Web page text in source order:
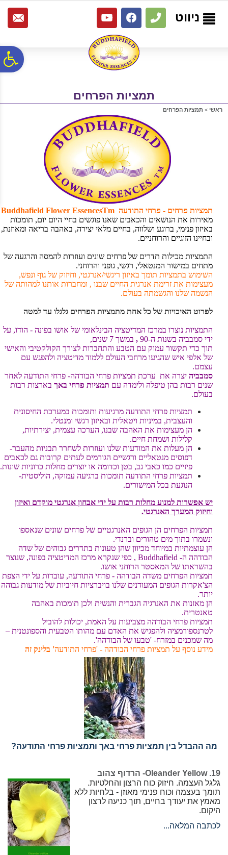
נגישות
אתר
המרכזי
ניווט
תמציות הפרחים
ראשי > תמציות הפרחים
תמציות פרחים - פרחי התודעה Buddhafield Flower EssencesTm
מאירות את הנושאים והכאבים שאנו פוגשים בחיי היום יום, תומכות
באיזון פנימי, ברוגע ושלווה, בחיים מלאי יצירה, באהבה בריאה ומאוזנת,
ובחיינו הזוגיים והרוחניים.
התמציות מכילות תדרים של פרחים שונים ועוזרות להמסה והרגעה של
מתחים במישור המנטאלי, רגשי, גופני והרוחני.
השימוש בתמציות תומך באיזון ריגשי/אנרגטי, וחיזוק של גוף ונפש,
מעצימות את זרימת אנרגית החיים שבנו , ומחברות אותנו למהותה של
הנשמה שלנו והגשמתה בעולם.
לפרוט האיכויות של כל אחת מתמציות הפרחים גלגלו עד למטה
התמציות נוצרו במרכז המדיטציה הבינלאומי של אושו בפונה - הודו, על
ידי סמבביה בשנות ה-90
, במשך 7 שנים,
תוך כדי תקשור עמוק עם הטבע והתחברות לצורך הקולקטיבי והאישי
של אלפי איש שהגיעו מרחבי העולם ללמוד מדיטציה ולהפגש עם
עצמם.
סמבביה יצרה את ערכת תמציות פרחי הבודהה- פרחי התודעה לאחר
שנים רבות בהן טיפלה ולימדה עם תמציות פרחי באך בארצות רבות
בעולם.
תמציות פרחי התודעה מרגיעות ותומכות במערכת החיסונית
והעצבית, במיניות ויטאלית ובאיזון רגשי ומנטלי.
הן מעצימות את האהבה שבנו, הערכה עצמית, יצירתיות,
קלילות ושמחת חיים.
הן מעלות את המודעות שלנו ועוזרות לשחרר תבניות מהעבר-
דפוסים מנטאליים ורגשיים הגורמים לעתים קרובות גם לכאבים
פיזיים כמו כאבי גב, בטן וכדומה או יוצרים מחלות כרוניות שונות.
תמציות פרחי התודעה תומכות ברגיעה עמוקה, הוליסטית-
הנוגעת בכל המישורים.
יש אפשרות למנוע מחלות רבות על ידי אבחון אנרגטי מוקדם ואיזון
וחיזוק המערך האנרגטי.
תמציות הפרחים הן הגופים האנרגטיים של פרחים שונים שנאספו
ונשמרו בתוך מים טהורים וברנדי.
הן עוצמתיות במיוחד מכיוון שהן טעונות בתדרים גבוהים של שדה
הבודהה ה- Buddhafield , כפי שנקרא מרכז המדיטציה בפונה, שנוצר
בהשראתו של המאסטר הרוחני אושו.
תמציות הפרחים משדה הבודהה - פרחי התודעה, עובדות על ידי הצפת
הצ'אקרות הגופים המעודנים שלנו בויברציות חיוביות של מודעות גבוהה
יותר.
הן מאזנות את האנרגיה הגברית והנשית ולכן תומכות באהבה
טאנטרית.
תמציות פרחי הבודהה מצביעות על האמת, יכולות להוביל
לטרנספורמציה ולהפגיש את האדם עם מהותו הטבעית והספונטנית –
מה שמכנים במזרח- 'טבעו של הבודהה'.
מידע נוסף על תמציות פרחי הבודהה - 'פרחי התודעה' בלינק זה
מה ההבדל בין תמציות פרחי באך ותמציות פרחי התודעה?
19. Oleander Yellow- הרדוף צהוב
גלגל העצמה. חיזוק כוח הרצון והחלטיות.
תומך בעצמה וכוח פנימי מאוזן - בלחיות ללא
מאמץ את יעודך בחיים, תוך כניעה לרצון
היקום.
לכתבה המלאה...